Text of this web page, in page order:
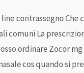
contrassegno Che
comuni La
ordinare Zocor
cos quando si